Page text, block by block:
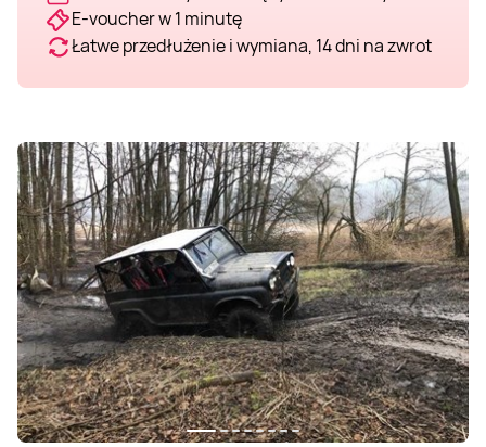
E-voucher w 1 minutę
Łatwe przedłużenie i wymiana, 14 dni na zwrot